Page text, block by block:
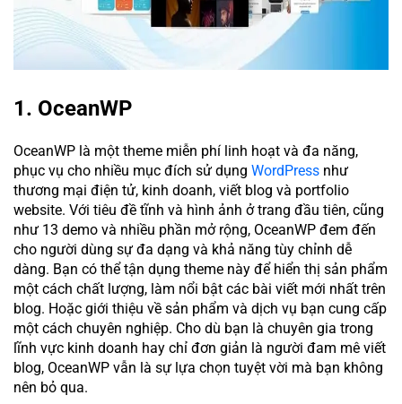
1. OceanWP
OceanWP là một theme miễn phí linh hoạt và đa năng,
phục vụ cho nhiều mục đích sử dụng WordPress như
thương mại điện tử, kinh doanh, viết blog và portfolio
website. Với tiêu đề tĩnh và hình ảnh ở trang đầu tiên, cũng
như 13 demo và nhiều phần mở rộng, OceanWP đem đến
cho người dùng sự đa dạng và khả năng tùy chỉnh dễ
dàng. Bạn có thể tận dụng theme này để hiển thị sản phẩm
một cách chất lượng, làm nổi bật các bài viết mới nhất trên
blog. Hoặc giới thiệu về sản phẩm và dịch vụ bạn cung cấp
một cách chuyên nghiệp. Cho dù bạn là chuyên gia trong
lĩnh vực kinh doanh hay chỉ đơn giản là người đam mê viết
blog, OceanWP vẫn là sự lựa chọn tuyệt vời mà bạn không
nên bỏ qua.